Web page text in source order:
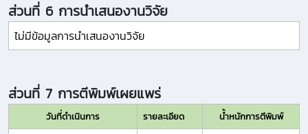
ส่วนที่ 6 การนำเสนองานวิจัย
ไม่มีข้อมูลการนำเสนองานวิจัย
ส่วนที่ 7 การตีพิมพ์เผยแพร่
วันที่ดำเนินการ รายละเอียด น้ำหนักการตีพิมพ์